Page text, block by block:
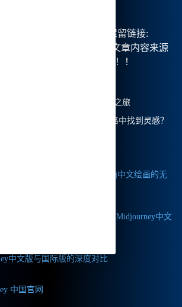
B族智能】原创，转载请保留链接:
show/9048.html，部分文章内容来源
系我们删除处理。谢谢！！！
中文版：无障碍的中文绘画之旅
中文绘画，如何在写实风格中找到灵感？
Midjourney破解版免费？探索Mj中文绘画的无
现Midjourney本地部署？探索Midjourney中文
能
中文版与国际版的深度对比
中国官网